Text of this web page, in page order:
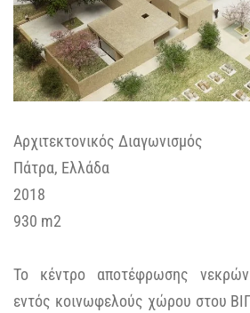
Αρχιτεκτονικός Διαγωνισμός
Πάτρα, Ελλάδα
2018
930 m2
Το κέντρο αποτέφρωσης
εντός κοινωφελούς χώρου στου